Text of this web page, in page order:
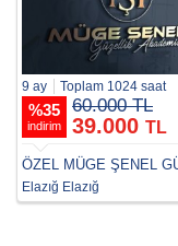
9 ay Toplam 1024 saat
%35
indirim
60.000 TL
39.000 TL
Elazığ Elazığ